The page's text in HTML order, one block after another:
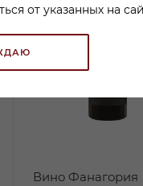
от указанных на
Вино Фанагория